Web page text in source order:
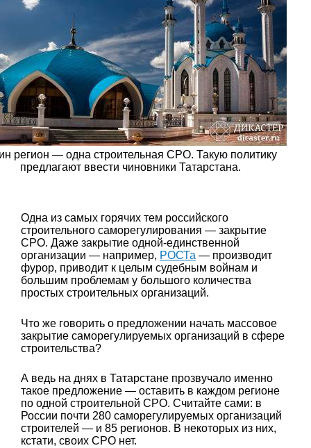
регион — одна строительная СРО. Такую политику
предлагают ввести чиновники Татарстана.
Одна из самых горячих тем российского
строительного саморегулирования — закрытие
СРО. Даже закрытие одной-единственной
организации — например, РОСТа — производит
фурор, приводит к целым судебным войнам и
большим проблемам у большого количества
простых строительных организаций.
Что же говорить о предложении начать массовое
закрытие саморегулируемых организаций в сфере
строительства?
А ведь на днях в Татарстане прозвучало именно
такое предложение — оставить в каждом регионе
по одной строительной СРО. Считайте сами: в
России почти 280 саморегулируемых организаций
строителей — и 85 регионов. В некоторых из них,
кстати, своих СРО нет.